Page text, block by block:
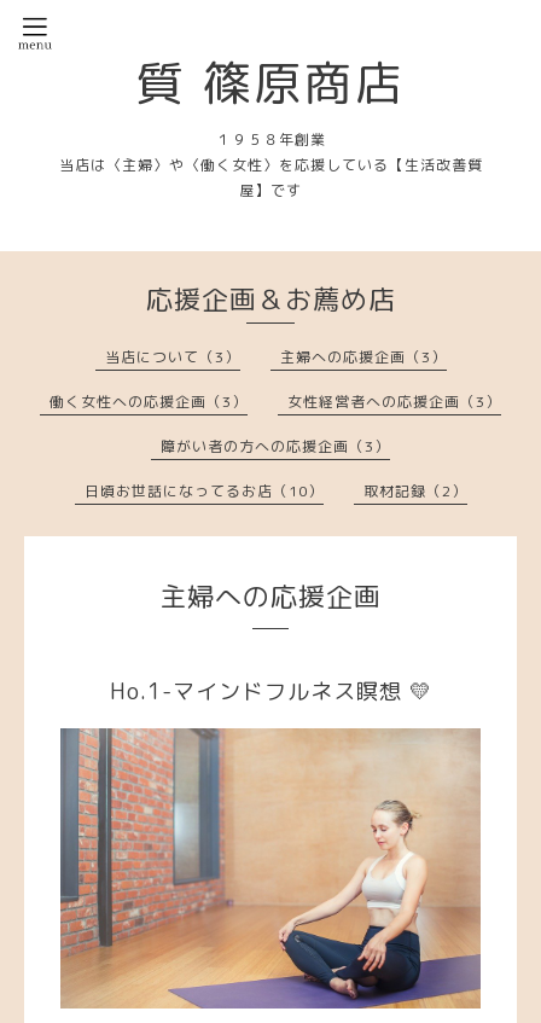
質 篠原商店
１９５８年創業
当店は〈主婦〉や〈働く女性〉を応援している【生活改善質
屋】です
応援企画＆お薦め店
当店について（3） 主婦への応援企画（3）
働く女性への応援企画（3） 女性経営者への応援企画（3）
障がい者の方への応援企画（3）
日頃お世話になってるお店（10） 取材記録（2）
主婦への応援企画
Ho.1-マインドフルネス瞑想 💛